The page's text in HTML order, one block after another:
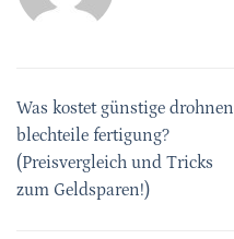
Was kostet günstige drohnen
blechteile fertigung?
(Preisvergleich und Tricks
zum Geldsparen!)